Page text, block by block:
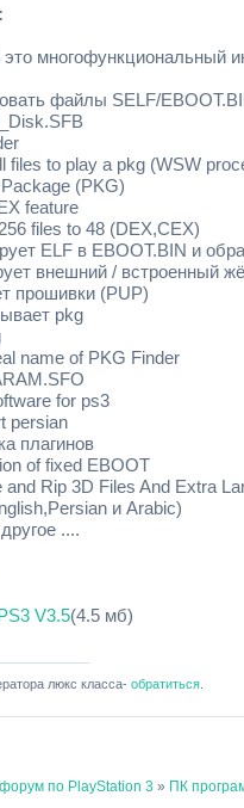
это многофункциональный
файлы SELF/
files to play a pkg (WSW
(PKG)
feature
files to 48 (DEX,CEX)
ELF в EBOOT.BIN и
внешний / встроенный
прошивки (PUP)
pkg
name of PKG Finder
for ps3
persian
плагинов
of fixed EBOOT
and Rip 3D Files And Extra
и Arabic)
....
V3.5(4.5 мб)
люкс класса- обратиться
по PlayStation 3 » ПК